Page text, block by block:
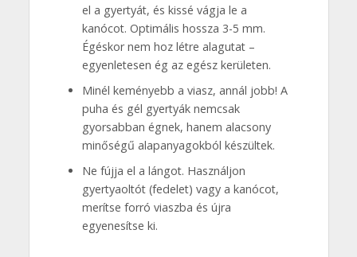
el a gyertyát, és kissé vágja le a
kanócot. Optimális hossza 3-5 mm.
Égéskor nem hoz létre alagutat –
egyenletesen ég az egész kerületen.
Minél keményebb a viasz, annál jobb! A
puha és gél gyertyák nemcsak
gyorsabban égnek, hanem alacsony
minőségű alapanyagokból készültek.
Ne fújja el a lángot. Használjon
gyertyaoltót (fedelet) vagy a kanócot,
merítse forró viaszba és újra
egyenesítse ki.